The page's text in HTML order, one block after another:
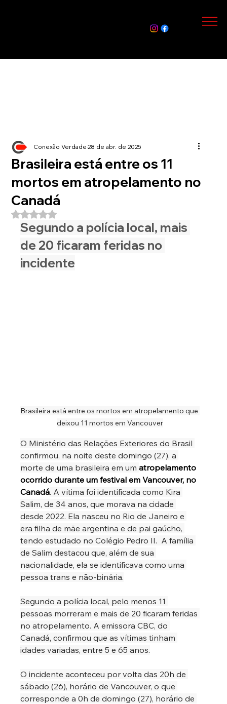
Brasileira está entre os 11
mortos em atropelamento no
Canadá
Conexão Verdade28 de abr. de 2025
Avaliado com NaN de 5 estrelas.
Segundo a polícia local, mais
de 20 ficaram feridas no
incidente
Brasileira está entre os mortos em atropelamento que
deixou 11 mortos em Vancouver
O Ministério das Relações Exteriores do Brasil
confirmou, na noite deste domingo (27), a
morte de uma brasileira em um atropelamento
ocorrido durante um festival em Vancouver, no
Canadá. A vítima foi identificada como Kira
Salim, de 34 anos, que morava na cidade
desde 2022. Ela nasceu no Rio de Janeiro e
era filha de mãe argentina e de pai gaúcho,
tendo estudado no Colégio Pedro II.  A família
de Salim destacou que, além de sua
nacionalidade, ela se identificava como uma
pessoa trans e não-binária.
Segundo a polícia local, pelo menos 11
pessoas morreram e mais de 20 ficaram feridas
no atropelamento. A emissora CBC, do
Canadá, confirmou que as vítimas tinham
idades variadas, entre 5 e 65 anos.
O incidente aconteceu por volta das 20h de
sábado (26), horário de Vancouver, o que
corresponde a 0h de domingo (27), horário de